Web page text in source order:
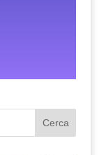
Cerca